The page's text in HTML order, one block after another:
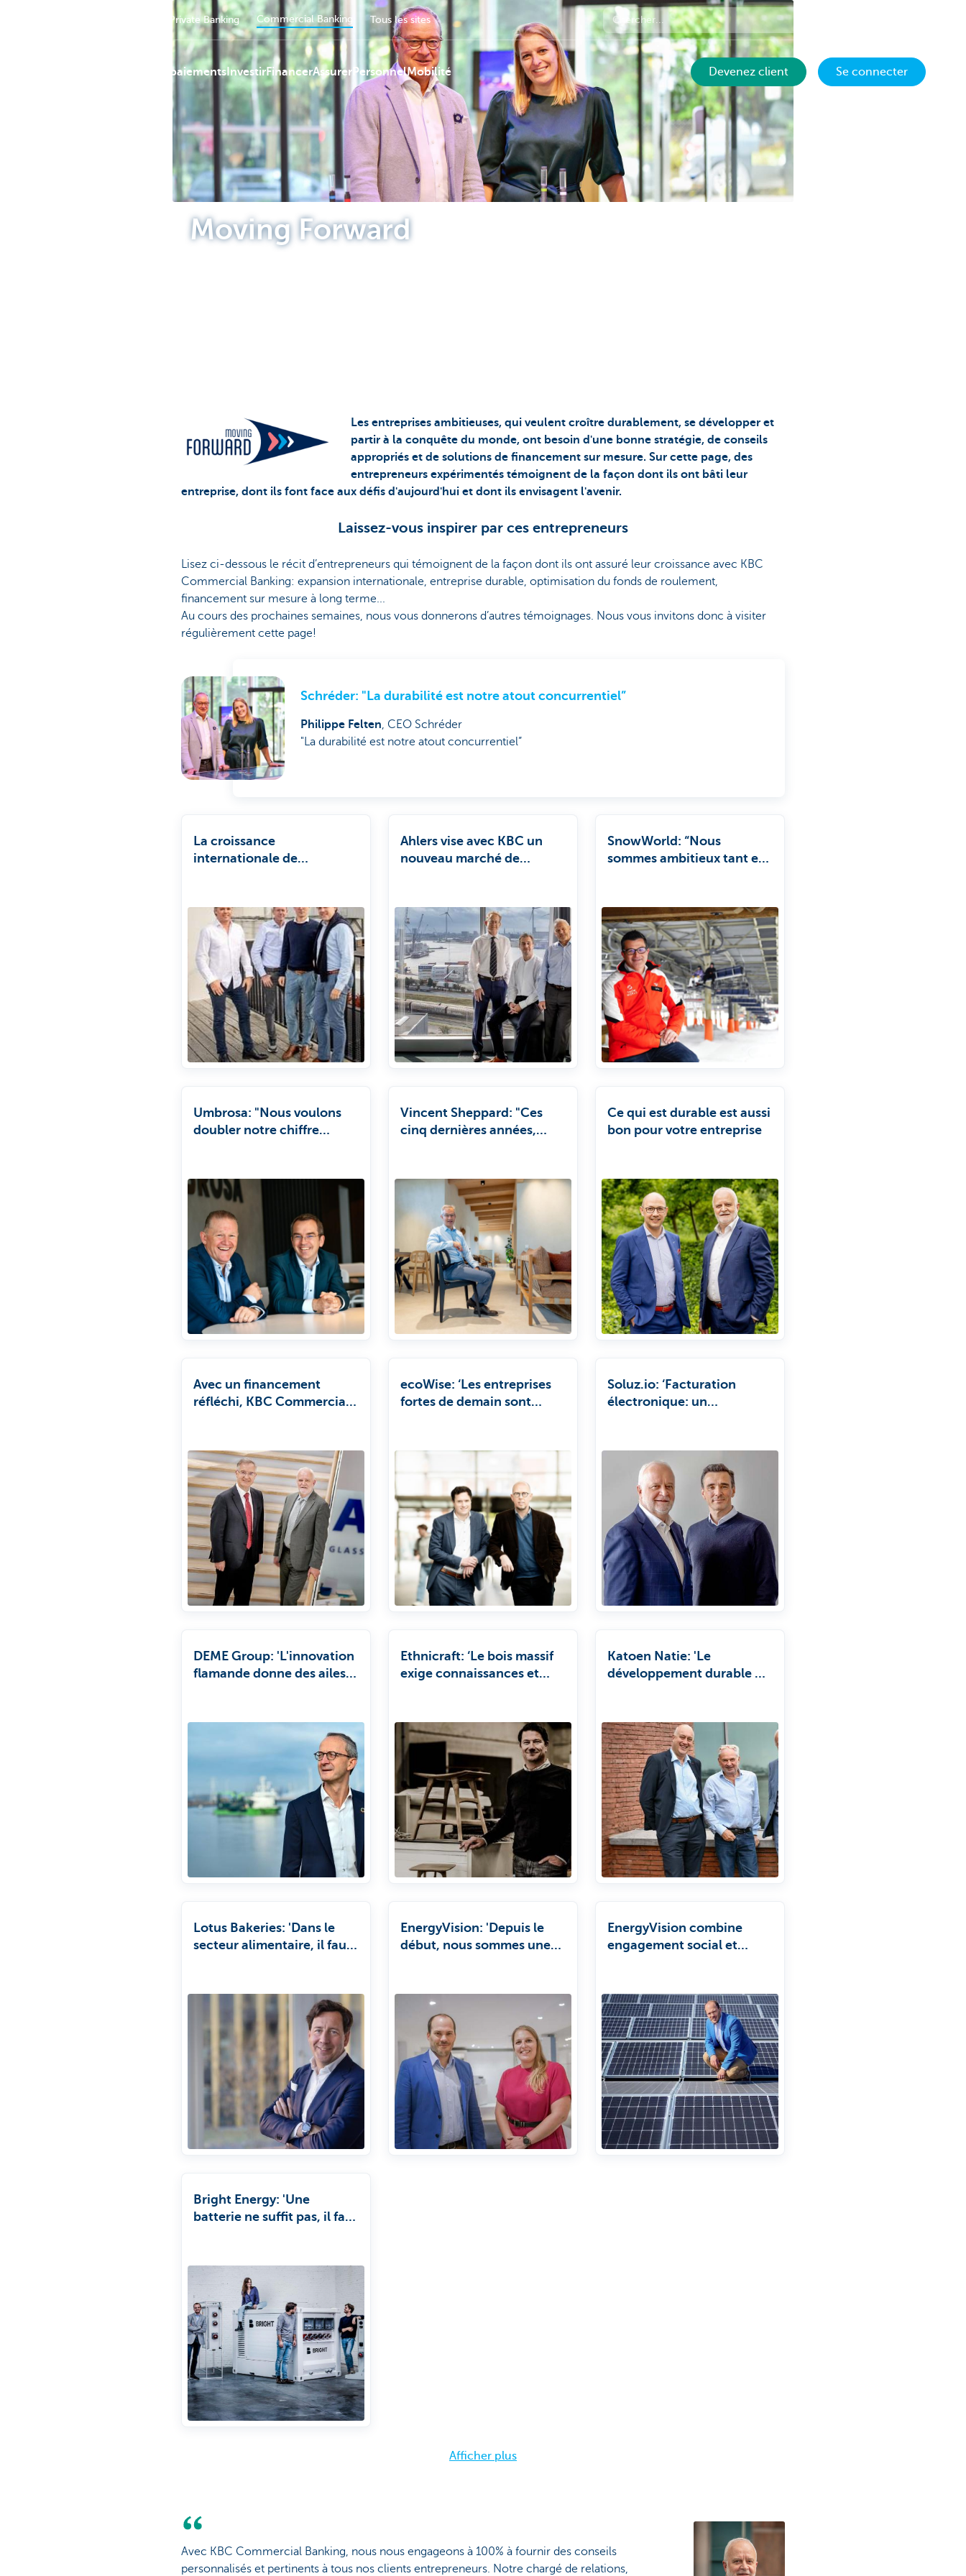
Private Banking Commercial Banking Tous les sites
Services de paiementsInvestirFinancerAssurer PersonnelMobilité Devenez client Se connecter
Moving Forward
Les entreprises ambitieuses, qui veulent croître durablement, se développer et
partir à la conquête du monde, ont besoin d'une bonne stratégie, de conseils
appropriés et de solutions de financement sur mesure. Sur cette page, des
entrepreneurs expérimentés témoignent de la façon dont ils ont bâti leur
entreprise, dont ils font face aux défis d'aujourd'hui et dont ils envisagent l'avenir.
Laissez-vous inspirer par ces entrepreneurs
Lisez ci-dessous le récit d’entrepreneurs qui témoignent de la façon dont ils ont assuré leur croissance avec KBC
Commercial Banking: expansion internationale, entreprise durable, optimisation du fonds de roulement,
financement sur mesure à long terme...
Au cours des prochaines semaines, nous vous donnerons d’autres témoignages. Nous vous invitons donc à visiter
régulièrement cette page!
Schréder: "La durabilité est notre atout concurrentiel”
Philippe Felten, CEO Schréder
"La durabilité est notre atout concurrentiel”
La croissance
internationale de
mains
Ahlers vise avec KBC un
nouveau marché de
SnowWorld: “Nous
sommes ambitieux tant en
durabilité”
Umbrosa: "Nous voulons
doubler notre chiffre
Vincent Sheppard: "Ces
cinq dernières années,
12% par an, grâce à de
nouvelles collections et à
notre expansion sur de
nouveaux marchés."
Ce qui est durable est aussi
bon pour votre entreprise
Avec un financement
réfléchi, KBC Commercial
investissements plus
durables.
ecoWise: ‘Les entreprises
fortes de demain sont
cœur de leur stratégie.'
Soluz.io: ‘Facturation
électronique: un
DEME Group: 'L'innovation
flamande donne des ailes à
Ethnicraft: ‘Le bois massif
exige connaissances et
Katoen Natie: 'Le
développement durable est
Lotus Bakeries: 'Dans le
secteur alimentaire, il faut
EnergyVision: 'Depuis le
début, nous sommes une
EnergyVision combine
engagement social et
Bright Energy: 'Une
batterie ne suffit pas, il faut
Afficher plus
Avec KBC Commercial Banking, nous nous engageons à 100% à fournir des conseils
personnalisés et pertinents à tous nos clients entrepreneurs. Notre chargé de relations,